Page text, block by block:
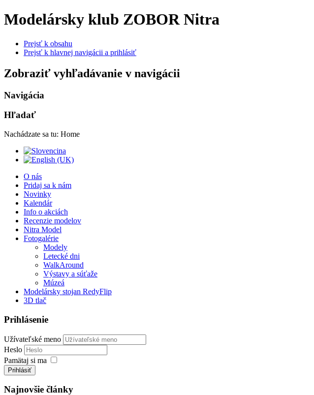
Modelársky klub ZOBOR Nitra
Prejsť k obsahu
Prejsť k hlavnej navigácii a prihlásiť
Zobraziť vyhľadávanie v navigácii
Navigácia
Hľadať
Nachádzate sa tu: Home
O nás
Pridaj sa k nám
Novinky
Kalendár
Info o akciách
Recenzie modelov
Nitra Model
Fotogalérie
Modely
Letecké dni
WalkAround
Výstavy a súťaže
Múzeá
Modelársky stojan RedyFlip
3D tlač
Prihlásenie
Užívateľské meno
Heslo
Pamätaj si ma
Prihlásiť
Najnovšie články